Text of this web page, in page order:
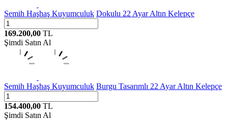
Semih Haşhaş Kuyumculuk Dokulu 22 Ayar Altın Kelepçe
169.200,00 TL
Şimdi Satın Al
Semih Haşhaş Kuyumculuk Burgu Tasarımlı 22 Ayar Altın Kelepçe
154.400,00 TL
Şimdi Satın Al